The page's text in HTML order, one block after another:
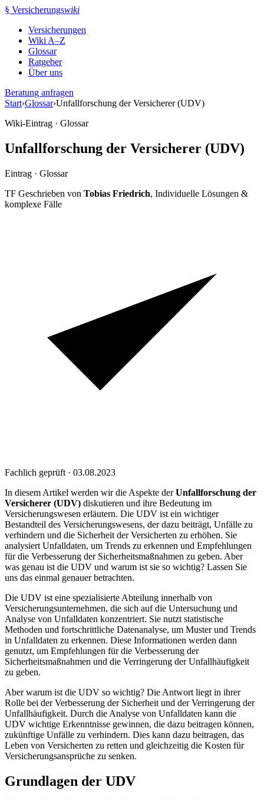
Zum
springen
§ Versicherungswiki
Versicherungen
Wiki A–Z
Glossar
Ratgeber
Über uns
Beratung anfragen
Start›Glossar›Unfallforschung der Versicherer (UDV)
Wiki-Eintrag · Glossar
Unfallforschung der Versicherer (UDV)
Eintrag · Glossar
TF Geschrieben von Tobias Friedrich, Individuelle Lösungen &
komplexe Fälle
Fachlich geprüft · 03.08.2023
In diesem Artikel werden wir die Aspekte derUnfallforschung der
Versicherer (UDV) diskutieren und ihre Bedeutung im
Versicherungswesen erläutern. Die UDV ist ein wichtiger
Bestandteil des Versicherungswesens, der dazu beiträgt, Unfälle zu
verhindern und die Sicherheit der Versicherten zu erhöhen. Sie
analysiert Unfalldaten, um Trends zu erkennen und Empfehlungen
für die Verbesserung der Sicherheitsmaßnahmen zu geben. Aber
was genau ist die UDV und warum ist sie so wichtig? Lassen Sie
uns das einmal genauer betrachten.
Die UDV ist eine spezialisierte Abteilung innerhalb von
Versicherungsunternehmen, die sich auf die Untersuchung und
Analyse von Unfalldaten konzentriert. Sie nutzt statistische
Methoden und fortschrittliche Datenanalyse, um Muster und Trends
in Unfalldaten zu erkennen. Diese Informationen werden dann
genutzt, um Empfehlungen für die Verbesserung der
Sicherheitsmaßnahmen und die Verringerung der Unfallhäufigkeit
zu geben.
Aber warum ist die UDV so wichtig? Die Antwort liegt in ihrer
Rolle bei der Verbesserung der Sicherheit und der Verringerung der
Unfallhäufigkeit. Durch die Analyse von Unfalldaten kann die
UDV wichtige Erkenntnisse gewinnen, die dazu beitragen können,
zukünftige Unfälle zu verhindern. Dies kann dazu beitragen, das
Leben von Versicherten zu retten und gleichzeitig die Kosten für
Versicherungsansprüche zu senken.
Grundlagen der UDV